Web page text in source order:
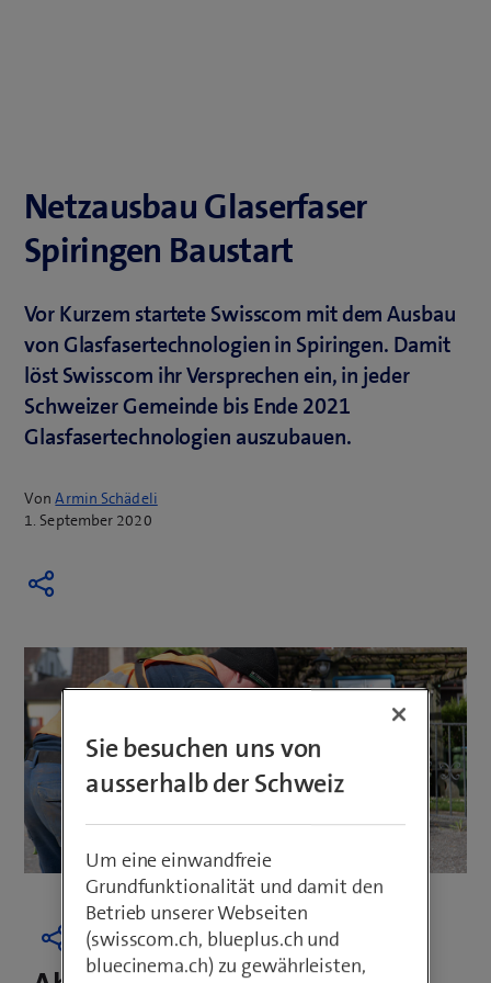
Netzausbau Glaserfaser
Spiringen Baustart
Vor Kurzem startete Swisscom mit dem Ausbau
von Glasfasertechnologien in Spiringen. Damit
löst Swisscom ihr Versprechen ein, in jeder
Schweizer Gemeinde bis Ende 2021
Glasfasertechnologien auszubauen.
VonArmin Schädeli
1. September 2020
Sie besuchen uns von
ausserhalb der Schweiz
Um eine einwandfreie
Grundfunktionalität und damit den
Betrieb unserer Webseiten
(swisscom.ch, blueplus.ch und
bluecinema.ch) zu gewährleisten,